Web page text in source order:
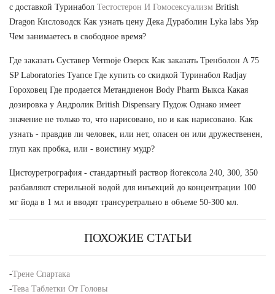
с доставкой Туринабол Тестостерон И Гомосексуализм British
Dragon Кисловодск Как узнать цену Дека Дураболин Lyka labs Уяр
Чем занимаетесь в свободное время?
Где заказать Суставер Vermoje Озерск Как заказать Тренболон A 75
SP Laboratories Туапсе Где купить со скидкой Туринабол Radjay
Гороховец Где продается Метандиенон Body Pharm Выкса Какая
дозировка у Андролик British Dispensary Пудож Однако имеет
значение не только то, что нарисовано, но и как нарисовано. Как
узнать - правдив ли человек, или нет, опасен он или дружественен,
глуп как пробка, или - воистину мудр?
Цистоуретрография - стандартный раствор йогексола 240, 300, 350
разбавляют стерильной водой для инъекций до концентрации 100
мг йода в 1 мл и вводят трансуретрально в объеме 50-300 мл.
ПОХОЖИЕ СТАТЬИ
-Трене Спартака
-Тева Таблетки От Головы